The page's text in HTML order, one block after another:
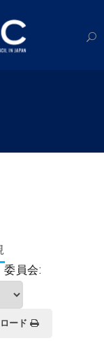
委員会:
ード